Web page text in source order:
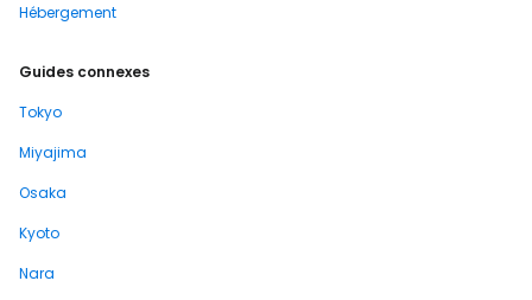
Hébergement
Guides connexes
Tokyo
Miyajima
Osaka
Kyoto
Nara